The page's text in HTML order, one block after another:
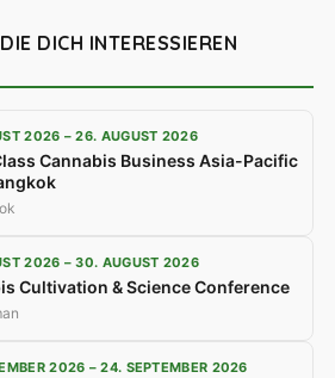
DICH INTERESSIEREN
2026 – 26. AUGUST 2026
Cannabis Business Asia-Pacific
2026 – 30. AUGUST 2026
Cultivation & Science Conference
2026 – 24. SEPTEMBER 2026